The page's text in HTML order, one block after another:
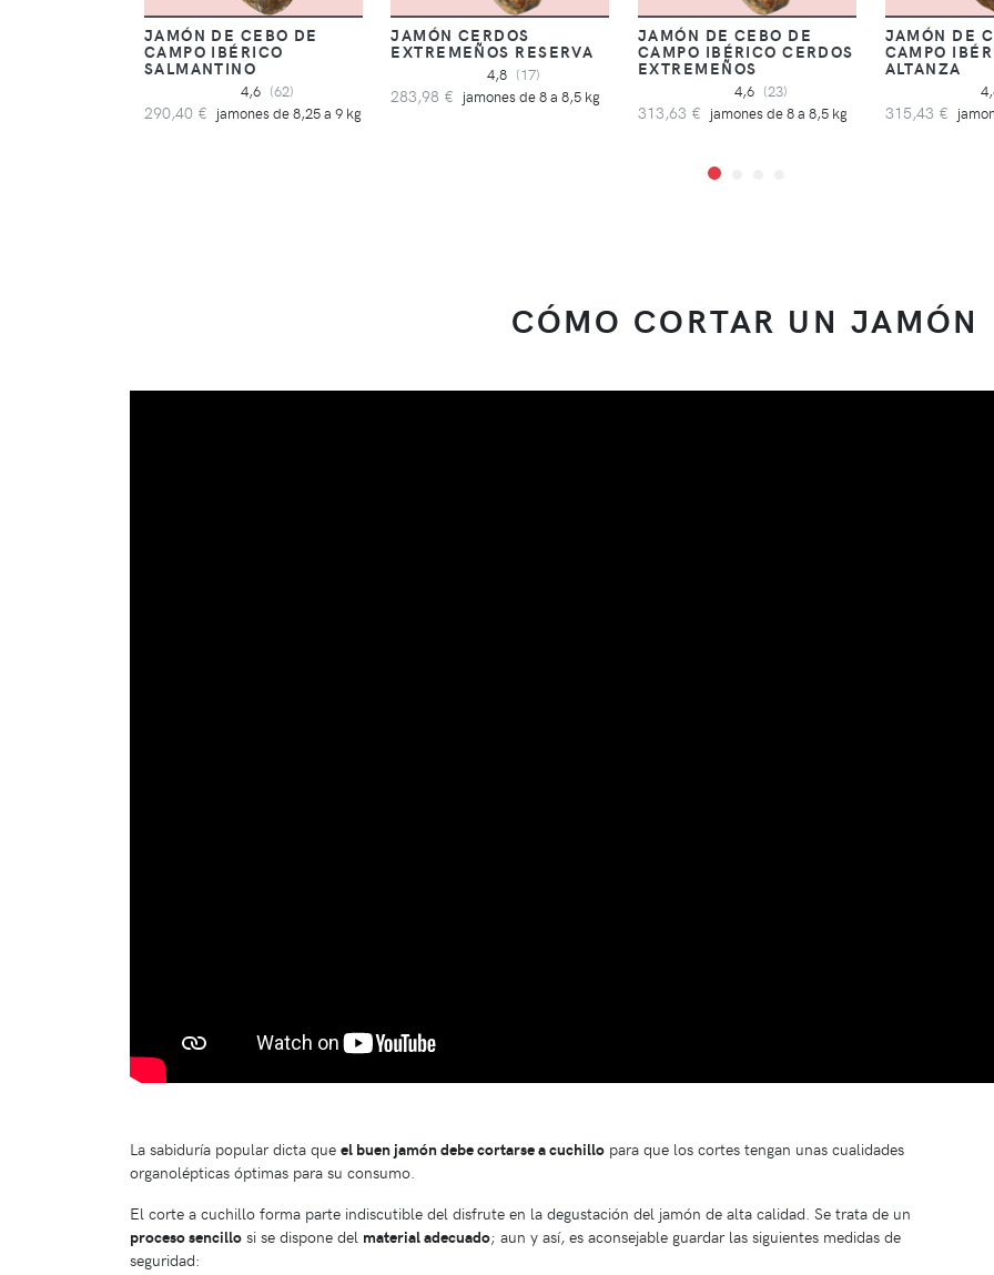
JAMÓN DE CEBO DE
CAMPO IBÉRICO
SALMANTINO
4,6 (62)
290,40 € jamones de 8,25 a 9 kg
JAMÓN CERDOS
EXTREMEÑOS RESERVA
4,8 (17)
283,98 € jamones de 8 a 8,5 kg
JAMÓN DE CEBO DE
CAMPO IBÉRICO CERDOS
EXTREMEÑOS
4,6 (23)
313,63 € jamones de 8 a 8,5 kg
JAMÓN DE
CAMPO
ALTANZA
315,43 €
CÓMO CORTAR UN JAMÓN
La sabiduría popular dicta que el buen jamón debe cortarse a cuchillo para que los cortes tengan unas cualidades
organolépticas óptimas para su consumo.
El corte a cuchillo forma parte indiscutible del disfrute en la degustación del jamón de alta calidad. Se trata de un
proceso sencillo si se dispone del material adecuado; aun y así, es aconsejable guardar las siguientes medidas de
seguridad: